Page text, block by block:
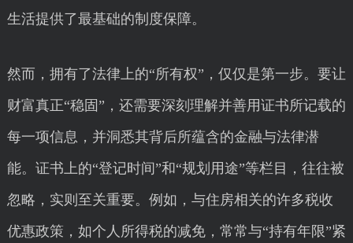
生活提供了最基础的制度保障。
然而，拥有了法律上的“所有权”，仅仅是第一步。要让
财富真正“稳固”，还需要深刻理解并善用证书所记载的
每一项信息，并洞悉其背后所蕴含的金融与法律潜
能。证书上的“登记时间”和“规划用途”等栏目，往往被
忽略，实则至关重要。例如，与住房相关的许多税收
优惠政策，如个人所得税的减免，常常与“持有年限”紧